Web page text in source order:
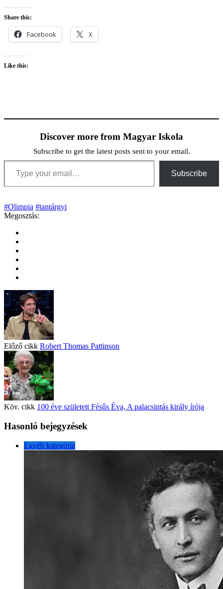
Share this:
Facebook X
Like this:
Discover more from Magyar Iskola
Subscribe to get the latest posts sent to your email.
Type your email…
Subscribe
#Olimpia #tantárgyi
Megosztás:
Előző cikk Robert Thomas Pattinson
Köv. cikk 100 éve született Fésűs Éva, A palacsintás király írója
Hasonló bejegyzések
Egyéb kategória